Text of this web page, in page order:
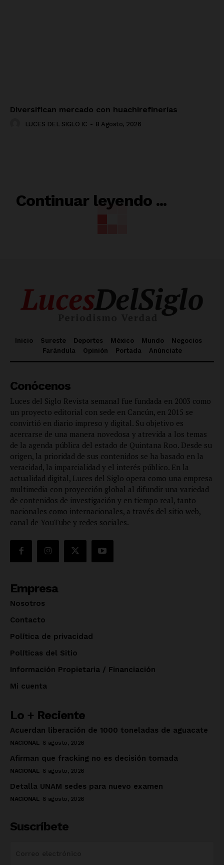
Diversifican mercado con huachirefinerías
LUCES DEL SIGLO IC - 8 Agosto, 2026
Continuar leyendo ...
RELACIONADO
Inicio Sureste Deportes México Mundo
Negocios
Farándula
Opinión Portada Anúnciate
Conócenos
Luces del Siglo Revista semanal fue fundada en 2003 como
un proyecto editorial con sede en Cancún, en 2015 se
convirtió en diario impreso y digital. Su objetivo es
acercarse de una manera novedosa y atrevida a los temas
de la agenda pública del estado de Quintana Roo. Desde su
origen, la prioridad de sus contenidos se ha basado en la
veracidad, la imparcialidad y el interés público. En la
actualidad digital, Luces del Siglo opera como una empresa
multimedia con proyección global al difundir una variedad
de contenidos de investigación y en tiempo real, tanto
nacionales como internacionales, a través del sitio web,
canal de YouTube y redes sociales.
Empresa
Nosotros
Contacto
Política de privacidad
Políticas del Sitio
Información Propietaria / Financiación
Mi cuenta
Lo + Reciente
Acuerdan liberación de 1000 toneladas de aguacate
NACIONAL 8 agosto, 2026
Afirman que fracking no es decisión tomada
NACIONAL 8 agosto, 2026
Detalla UNAM sedes para nuevo examen
NACIONAL 8 agosto, 2026
Suscríbete